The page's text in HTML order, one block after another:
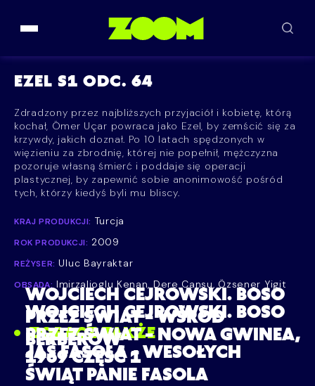
EZEL S1 ODC. 64
Zdradzony przez najbliższych przyjaciół i kobietę, którą
kochał, Ömer Uçar powraca jako Ezel, by zemścić się za
krzywdy, jakich doznał. Po 10 latach spędzonych w
więzieniu za zbrodnię, której nie popełnił, mężczyzna
pozoruje własną śmierć i poddaje się operacji
plastycznej, by zapewnić sobie anonimowość pośród
tych, którzy kiedyś byli mu bliscy.
KRAJ PRODUKCJI: Turcja
ROK PRODUKCJI: 2009
REŻYSER: Uluc Bayraktar
OBSADA: Imirzalioglu Kenan, Dere Cansu, Özsener Yigit
ZOBACZ TAKŻE
WOJCIECH CEJROWSKI. BOSO
PRZEZ ŚWIAT – WŚRÓD
BERBERÓW
WOJCIECH CEJROWSKI. BOSO
PRZEZ ŚWIAT – NOWA GWINEA,
1969 CZĘŚĆ 1
JAŚ FASOLA – WESOŁYCH
ŚWIĄT PANIE FASOLA